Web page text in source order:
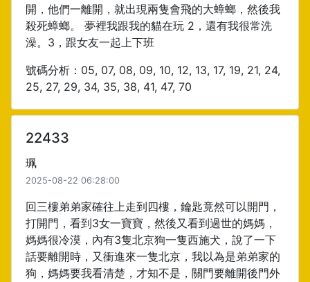
開，他們一離開，就出現兩隻會飛的大蟑螂，然後我
殺死蟑螂。 夢裡我跟我的貓在玩 2，還有我很常洗
澡。3，跟女友一起上下班
號碼分析：05, 07, 08, 09, 10, 12, 13, 17, 19, 21, 24,
25, 27, 29, 34, 35, 38, 41, 47, 70
22433
珮
2025-08-22 06:28:00
回三樓弟弟家確往上走到四樓，鑰匙竟然可以開門，
打開門，看到3女一寶寶，然後又看到過世的媽媽，
媽媽很冷漠，內有3隻北京狗一隻西施犬，說了一下
話要離開時，又衝進來一隻北京，我以為是弟弟家的
狗，媽媽要我看清楚，才知不是，關門要離開後門外